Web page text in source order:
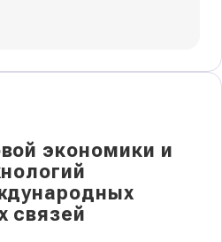
экономики и
связей